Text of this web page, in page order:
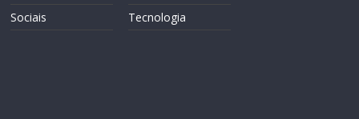
Sociais
Tecnologia